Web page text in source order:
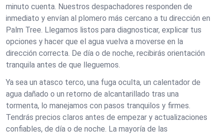
minuto cuenta. Nuestros despachadores responden de
inmediato y envían al plomero más cercano a tu dirección en
Palm Tree. Llegamos listos para diagnosticar, explicar tus
opciones y hacer que el agua vuelva a moverse en la
dirección correcta. De día o de noche, recibirás orientación
tranquila antes de que lleguemos.
Ya sea un atasco terco, una fuga oculta, un calentador de
agua dañado o un retorno de alcantarillado tras una
tormenta, lo manejamos con pasos tranquilos y firmes.
Tendrás precios claros antes de empezar y actualizaciones
confiables, de día o de noche. La mayoría de las